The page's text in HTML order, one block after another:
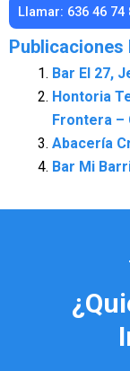
Llamar: 636 46 74
Publicaciones
Bar El 27,
Hontoria
Frontera –
Abacería
Bar Mi